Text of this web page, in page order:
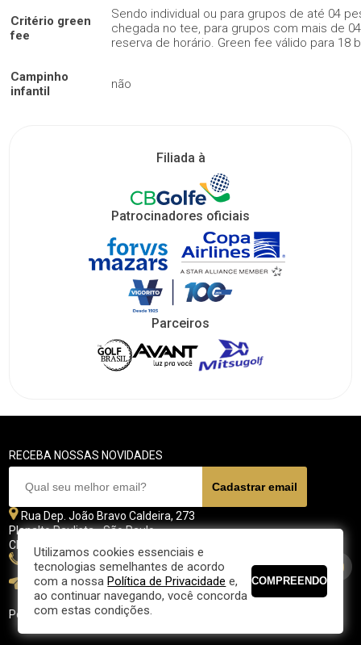
Critério green
fee
Sendo individual ou para grupos de até 04
chegada no tee, para grupos com mais de
reserva de horário. Green fee válido para 18
Campinho
infantil
não
Filiada à
Patrocinadores oficiais
Parceiros
RECEBA NOSSAS NOVIDADES
Rua Dep. João Bravo Caldeira, 273
Planalto Paulista - São Paulo
CEP 04071 - 045
11 5070-4700
fpgolfe@fpgolfe.com.br
Política de privacidade
Utilizamos cookies essenciais e
tecnologias semelhantes de acordo
com a nossaPolítica de Privacidade e,
ao continuar navegando, você concorda
com estas condições.